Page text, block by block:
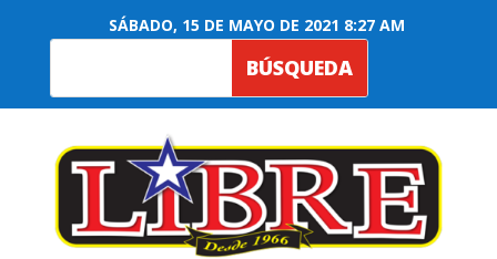
SÁBADO, 15 DE MAYO DE 2021 8:27 AM